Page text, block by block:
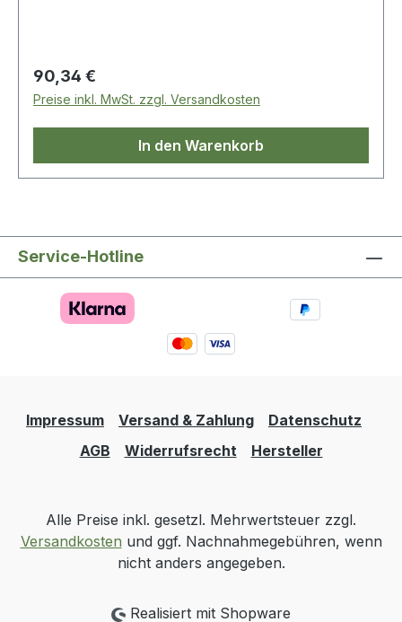
Regulärer Preis:
90,34 €
Preise inkl. MwSt. zzgl. Versandkosten
In den Warenkorb
Service-Hotline
Impressum Versand & Zahlung
Datenschutz
AGB
Widerrufsrecht Hersteller
Alle Preise inkl. gesetzl. Mehrwertsteuer zzgl.
Versandkosten und ggf. Nachnahmegebühren, wenn
nicht anders angegeben.
Realisiert mit Shopware